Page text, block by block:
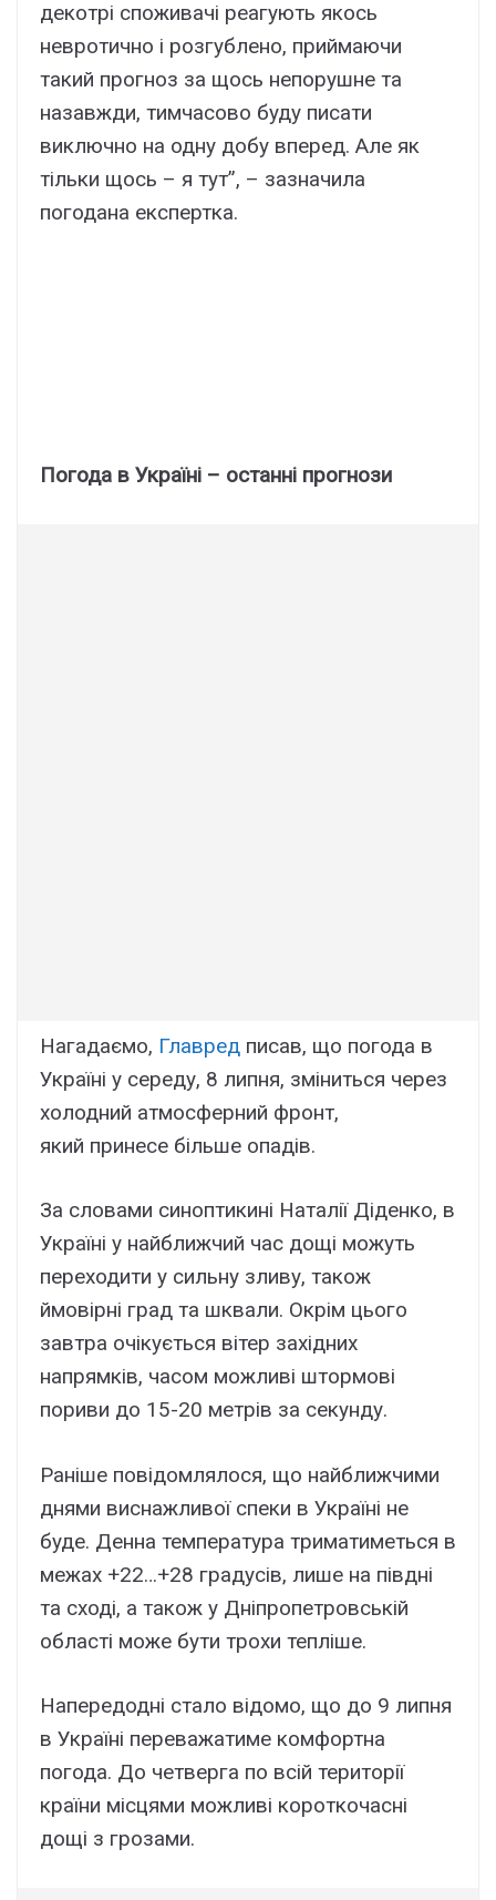
декотрі споживачі реагують якось
невротично і розгублено, приймаючи
такий прогноз за щось непорушне та
назавжди, тимчасово буду писати
виключно на одну добу вперед. Але як
тільки щось – я тут”, – зазначила
погодана експертка.
Погода в Україні – останні прогнози
Нагадаємо, Главред писав, що погода в
Україні у середу, 8 липня, зміниться через
холодний атмосферний фронт,
який принесе більше опадів.
За словами синоптикині Наталії Діденко, в
Україні у найближчий час дощі можуть
переходити у сильну зливу, також
ймовірні град та шквали. Окрім цього
завтра очікується вітер західних
напрямків, часом можливі штормові
пориви до 15-20 метрів за секунду.
Раніше повідомлялося, що найближчими
днями виснажливої спеки в Україні не
буде. Денна температура триматиметься в
межах +22…+28 градусів, лише на півдні
та сході, а також у Дніпропетровській
області може бути трохи тепліше.
Напередодні стало відомо, що до 9 липня
в Україні переважатиме комфортна
погода. До четверга по всій території
країни місцями можливі короткочасні
дощі з грозами.